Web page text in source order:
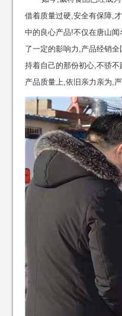
借着质量过硬,安全有保障,
中的良心产品!不仅在唐山
了一定的影响力,产品经销
持着自己的那份初心,不骄
产品质量上,依旧亲力亲为,严